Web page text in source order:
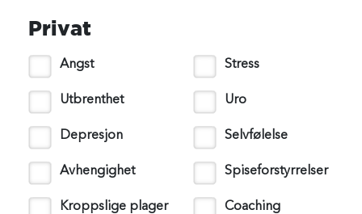
Privat
Angst Stress
Utbrenthet Uro
Depresjon Selvfølelse
Avhengighet Spiseforstyrrelser
Kroppslige plager Coaching